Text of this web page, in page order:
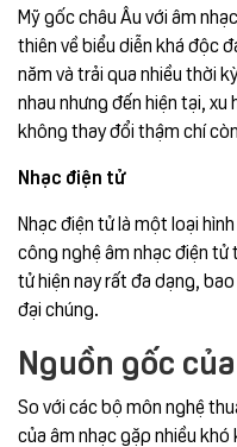
Mỹ gốc châu Âu với âm
thiên về biểu diễn khá độc
năm và trải qua nhiều thời
nhau nhưng đến hiện tại,
không thay đổi thậm chí
Nhạc điện tử
Nhạc điện tử là một loại
công nghệ âm nhạc điện tử
tử hiện nay rất đa dạng,
đại chúng.
Nguồn gốc
So với các bộ môn nghệ
của âm nhạc gặp nhiều